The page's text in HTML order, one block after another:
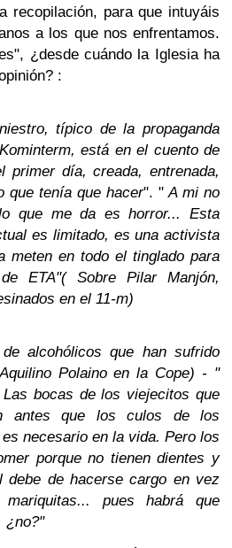
recopilación, para que intuyáis
a los que nos enfrentamos.
¿desde cuándo la Iglesia ha
:
típico de la propaganda
está en el cuento de
primer día, creada, entrenada,
que tenía que hacer". "A mi no
que me da es horror... Esta
es limitado, es una activista
meten en todo el tinglado para
ETA"( Sobre Pilar Manjón,
en el 11-m)
alcohólicos que han sufrido
Polaino en la Cope) - "
bocas de los viejecitos que
antes que los culos de los
necesario en la vida. Pero los
porque no tienen dientes y
debe de hacerse cargo en vez
pues habrá que
¿no?"